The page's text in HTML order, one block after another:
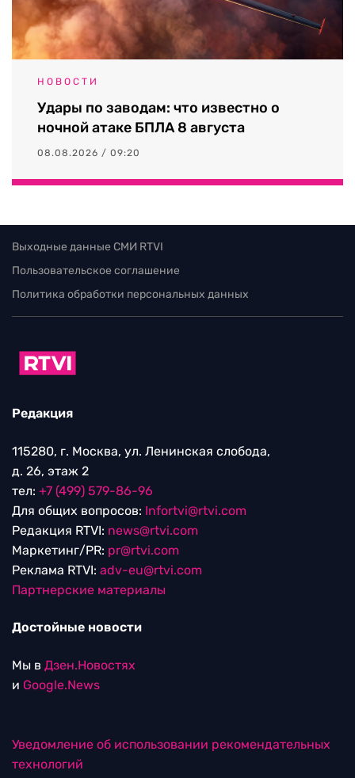
НОВОСТИ
Удары по заводам: что известно о
ночной атаке БПЛА 8 августа
08.08.2026 / 09:20
Выходные данные СМИ RTVI
Пользовательское соглашение
Политика обработки персональных данных
Редакция
115280, г. Москва, ул. Ленинская слобода,
д. 26, этаж 2
тел: +7 (499) 579-86-96
Для общих вопросов: Infortvi@rtvi.com
Редакция RTVI: news@rtvi.com
Маркетинг/PR: pr@rtvi.com
Реклама RTVI: adv-eu@rtvi.com
Партнерские материалы
Достойные новости
Мы в Дзен.Новостях
и Google.News
Уведомление об использовании рекомендательных
технологий